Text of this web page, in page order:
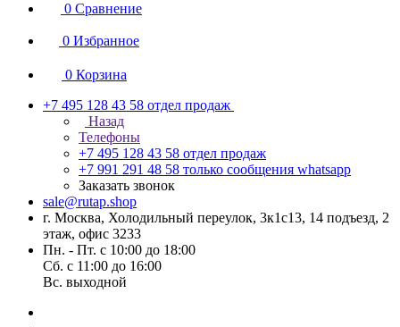
0 Сравнение
0 Избранное
0 Корзина
+7 495 128 43 58 отдел продаж
Назад
Телефоны
+7 495 128 43 58 отдел продаж
+7 991 291 48 58 только сообщения whatsapp
Заказать звонок
sale@rutap.shop
г. Москва, Холодильный переулок, 3к1с13, 14 подъезд, 2
этаж, офис 3233
Пн. - Пт. с 10:00 до 18:00
Сб. с 11:00 до 16:00
Вс. выходной